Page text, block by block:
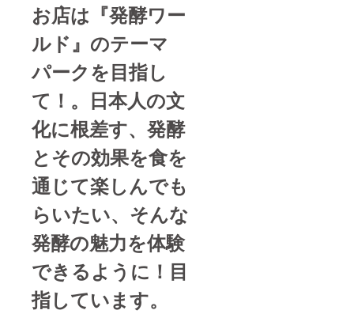
お店は『発酵ワー
ルド』のテーマ
パークを目指し
て！。日本人の文
化に根差す、発酵
とその効果を食を
通じて楽しんでも
らいたい、そんな
発酵の魅力を体験
できるように！目
指しています。